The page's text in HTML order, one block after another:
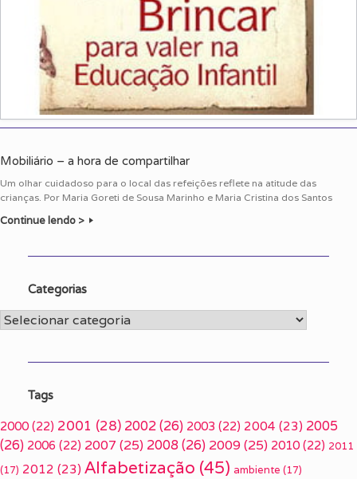
Mobiliário – a hora de compartilhar
Um olhar cuidadoso para o local das refeições reflete na atitude das
crianças. Por Maria Goreti de Sousa Marinho e Maria Cristina dos Santos
Continue lendo >
Categorias
Categorias
Tags
2000 (22) 2001 (28) 2002(26) 2003 (22) 2004 (23) 2005
(26) 2006 (22) 2007 (25) 2008(26) 2009(25) 2010 (22) 2011
(17) 2012 (23) Alfabetização (45) ambiente (17)